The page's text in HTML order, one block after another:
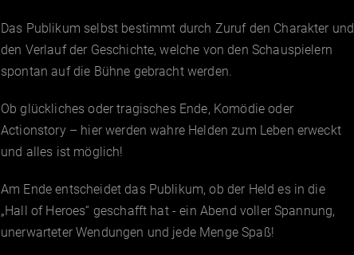
Das Publikum selbst bestimmt durch Zuruf den Charakter und
den Verlauf der Geschichte, welche von den Schauspielern
spontan auf die Bühne gebracht werden.
Ob glückliches oder tragisches Ende, Komödie oder
Actionstory – hier werden wahre Helden zum Leben erweckt
und alles ist möglich!
Am Ende entscheidet das Publikum, ob der Held es in die
„Hall of Heroes“ geschafft hat - ein Abend voller Spannung,
unerwarteter Wendungen und jede Menge Spaß!